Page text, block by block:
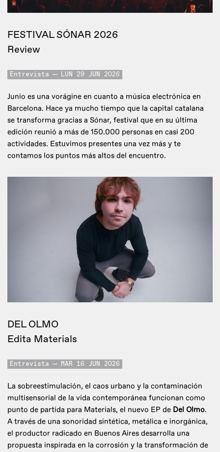
FESTIVAL SÓNAR 2026
Review
Entrevista LUN 29 JUN 2026
Junio es una vorágine en cuanto a música electrónica en
Barcelona. Hace ya mucho tiempo que la capital catalana
se transforma gracias a Sónar, festival que en su última
edición reunió a más de 150.000 personas en casi 200
actividades. Estuvimos presentes una vez más y te
contamos los puntos más altos del encuentro.
DEL OLMO
Edita Materials
Entrevista MAR 16 JUN 2026
La sobreestimulación, el caos urbano y la contaminación
multisensorial de la vida contemporánea funcionan como
punto de partida para Materials, el nuevo EP de Del Olmo.
A través de una sonoridad sintética, metálica e inorgánica,
el productor radicado en Buenos Aires desarrolla una
propuesta inspirada en la corrosión y la transformación de